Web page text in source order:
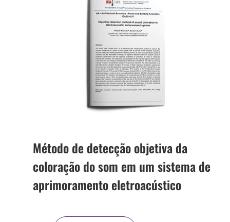
Método de detecção objetiva da
coloração do som em um sistema de
aprimoramento eletroacústico